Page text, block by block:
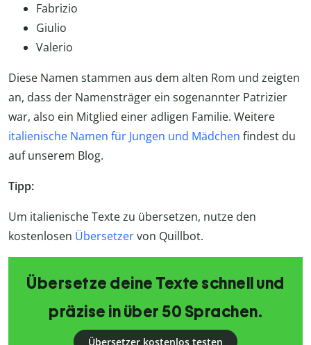
Fabrizio
Giulio
Valerio
Diese Namen stammen aus dem alten Rom und zeigten
an, dass der Namensträger ein sogenannter Patrizier
war, also ein Mitglied einer adligen Familie. Weitere
italienische Namen für Jungen und Mädchen findest du
auf unserem Blog.
Tipp:
Um italienische Texte zu übersetzen, nutze den
kostenlosen Übersetzervon Quillbot.
Übersetze deine Texte schnell und
präzise in über 50 Sprachen.
Übersetzer kostenlos testen